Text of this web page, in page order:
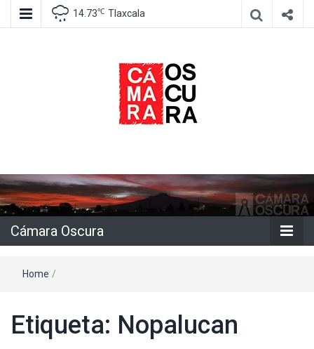
14.73℃ Tlaxcala
Cámara
Oscura
Cámara Oscura
Home /
Etiqueta: Nopalucan